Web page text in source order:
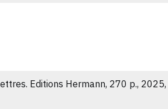
Editions Hermann, 270 p.,